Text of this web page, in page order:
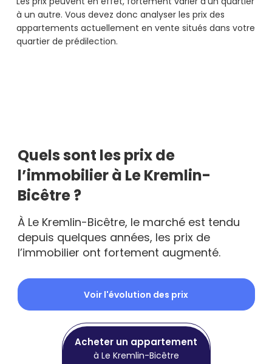
à un autre. Vous devez donc analyser les prix des
appartements actuellement en vente situés dans votre
quartier de prédilection.
Quels sont les prix de
l’immobilier à Le Kremlin-
Bicêtre ?
À Le Kremlin-Bicêtre, le marché est tendu
depuis quelques années, les prix de
l’immobilier ont fortement augmenté.
Voir l'évolution des prix
Acheter un appartement
à Le Kremlin-Bicêtre